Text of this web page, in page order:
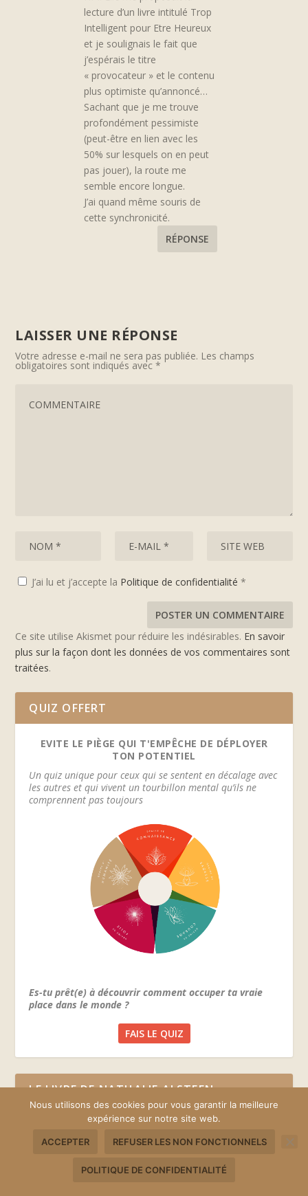
lecture d’un livre intitulé Trop
Intelligent pour Etre Heureux
et je soulignais le fait que
j’espérais le titre
« provocateur » et le contenu
plus optimiste qu’annoncé…
Sachant que je me trouve
profondément pessimiste
(peut-être en lien avec les
50% sur lesquels on en peut
pas jouer), la route me
semble encore longue.
J’ai quand même souris de
cette synchronicité.
RÉPONSE
LAISSER UNE RÉPONSE
Votre adresse e-mail ne sera pas publiée. Les champs
obligatoires sont indiqués avec*
J’ai lu et j’accepte la Politique de confidentialité*
Ce site utilise Akismet pour réduire les indésirables. En savoir
plus sur la façon dont les données de vos commentaires sont
traitées.
QUIZ OFFERT
EVITE LE PIÈGE QUI T'EMPÊCHE DE DÉPLOYER
TON POTENTIEL
Un quiz unique pour ceux qui se sentent en décalage avec
les autres et qui vivent un tourbillon mental qu’ils ne
comprennent pas toujours
Es-tu prêt(e) à découvrir comment occuper ta vraie
place dans le monde ?
FAIS LE QUIZ
LE LIVRE DE NATHALIE ALSTEEN
« EMOTIFS TALENTUEUX : ETRE SOI
AUTREMENT, 6 ÉTAPES POUR VIVRE PLEINEMENT
SON HAUT POTENTIEL »
Nous utilisons des cookies pour vous garantir la meilleure
expérience sur notre site web.
ACCEPTER REFUSER LES NON FONCTIONNELS
POLITIQUE DE CONFIDENTIALITÉ